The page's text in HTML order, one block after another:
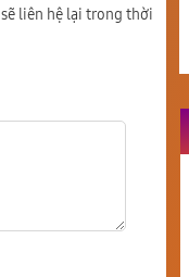
liên hệ lại trong thời